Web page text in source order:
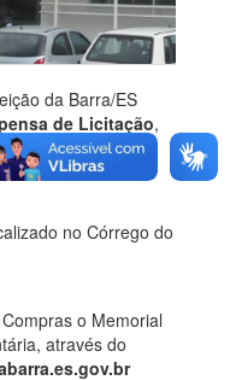
da Barra/ES
de Licitação,
I, da Lei nº
abaixo descrita:
no Córrego do
o Memorial
através do